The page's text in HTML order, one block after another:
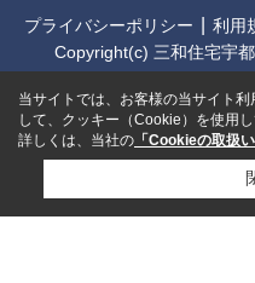
プライバシーポリシー 利用
Copyright(c) 三和住宅宇
当サイトでは、お客様の当サイト
して、クッキー（Cookie）を使用し
詳しくは、当社の 「Cookieの取扱